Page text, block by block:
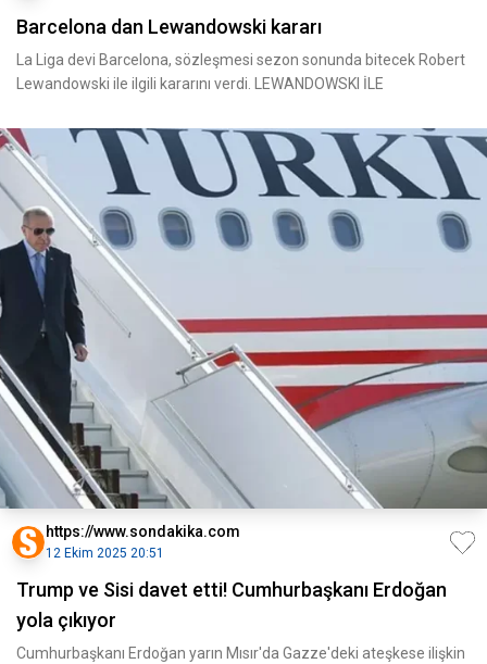
Barcelona dan Lewandowski kararı
La Liga devi Barcelona, sözleşmesi sezon sonunda bitecek Robert
Lewandowski ile ilgili kararını verdi. LEWANDOWSKI İLE
https://www.sondakika.com
12 Ekim 2025 20:51
Trump ve Sisi davet etti! Cumhurbaşkanı Erdoğan
yola çıkıyor
Cumhurbaşkanı Erdoğan yarın Mısır'da Gazze'deki ateşkese ilişkin